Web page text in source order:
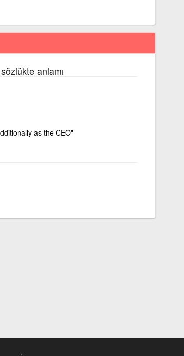
anlamı
as the CEO"